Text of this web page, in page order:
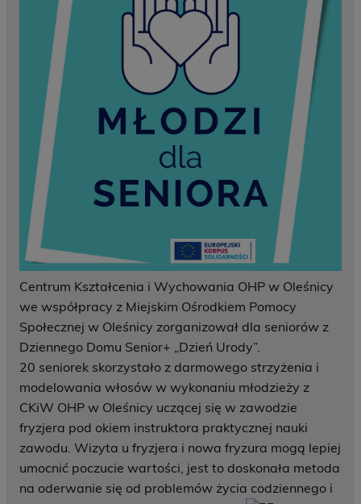
Centrum Kształcenia i Wychowania OHP w Oleśnicy
we współpracy z Miejskim Ośrodkiem Pomocy
Społecznej w Oleśnicy zorganizował dla seniorów z
Dziennego Domu Senior+ „Dzień Urody”.
20 seniorek skorzystało z darmowego strzyżenia i
modelowania włosów w wykonaniu młodzieży z
CKiW OHP w Oleśnicy uczącej się w zawodzie
fryzjera pod okiem instruktora praktycznej nauki
zawodu. Wizyta u fryzjera i nowa fryzura mogą lepiej
umocnić poczucie wartości, jest to doskonała metoda
na oderwanie się od problemów życia codziennego i